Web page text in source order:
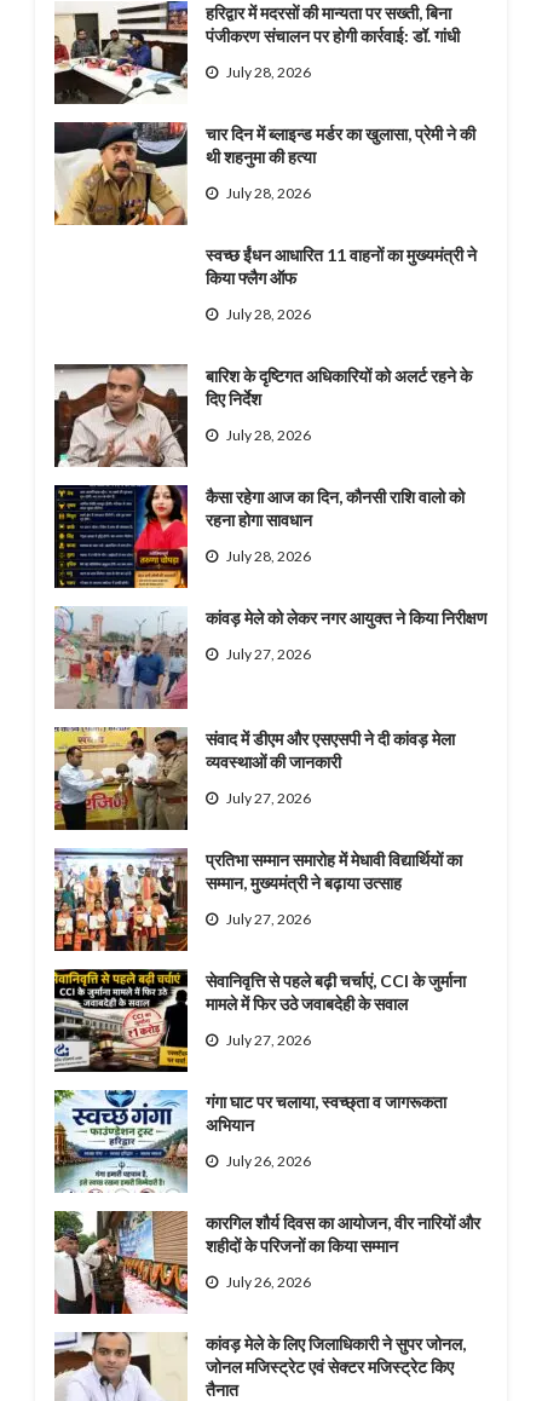
हरिद्वार में मदरसों की मान्यता पर सख्ती, बिना
पंजीकरण संचालन पर होगी कार्रवाई: डॉ. गांधी
July 28, 2026
चार दिन में ब्लाइन्ड मर्डर का खुलासा, प्रेमी ने की
थी शहनुमा की हत्या
July 28, 2026
स्वच्छ ईंधन आधारित 11 वाहनों का मुख्यमंत्री ने
किया फ्लैग ऑफ
July 28, 2026
बारिश के दृष्टिगत अधिकारियों को अलर्ट रहने के
दिए निर्देश
July 28, 2026
कैसा रहेगा आज का दिन, कौनसी राशि वालो को
रहना होगा सावधान
July 28, 2026
कांवड़ मेले को लेकर नगर आयुक्त ने किया निरीक्षण
July 27, 2026
संवाद में डीएम और एसएसपी ने दी कांवड़ मेला
व्यवस्थाओं की जानकारी
July 27, 2026
प्रतिभा सम्मान समारोह में मेधावी विद्यार्थियों का
सम्मान, मुख्यमंत्री ने बढ़ाया उत्साह
July 27, 2026
सेवानिवृत्ति से पहले बढ़ी चर्चाएं, CCI के जुर्माना
मामले में फिर उठे जवाबदेही के सवाल
July 27, 2026
गंगा घाट पर चलाया, स्वच्छ्ता व जागरूकता
अभियान
July 26, 2026
कारगिल शौर्य दिवस का आयोजन, वीर नारियों और
शहीदों के परिजनों का किया सम्मान
July 26, 2026
कांवड़ मेले के लिए जिलाधिकारी ने सुपर जोनल,
जोनल मजिस्ट्रेट एवं सेक्टर मजिस्ट्रेट किए
तैनात